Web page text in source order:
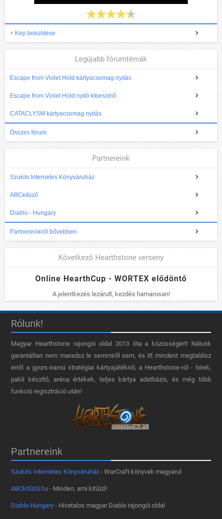
+ Kép beküldése
Legújabb fórumtémák
Escape from Violet Hold kártyacsomag nyitás
Escape from Violet Hold nyitó kibeszélő
CATACLYSM kártyacsomag nyitás
Összes fórum
Partnereink
Szukits Internetes Könyváruház
ABCkitüző
Diablo - Hungary
Partnereinkről bővebben
Következő Hearthstone verseny
Online HearthCup - WORTEX elődöntő
A jelentkezés lezárult, kezdés hamarosan!
Rólunk!
Magyar Hearthstone​ rajongói oldal 2013 óta a közösségért! Nálunk
garantáltan nem maradsz le semmiről sem, és itt mindent megtalálsz
erről a gyors-iramú stratégiai kártyajátékról, a Hearthstone-ról - hírek,
pakli készítő, aréna értékek, teljes kártya adatbázis, és még több
funkció regisztráció után!
Partnereink
Szukits Internetes Könyváruház - WarCraft könyvek magyarul
ABCkitűző.hu - Minden, ami kitűző!
Diablo Hungary - Hivatalos magyar Diablo rajongói oldal